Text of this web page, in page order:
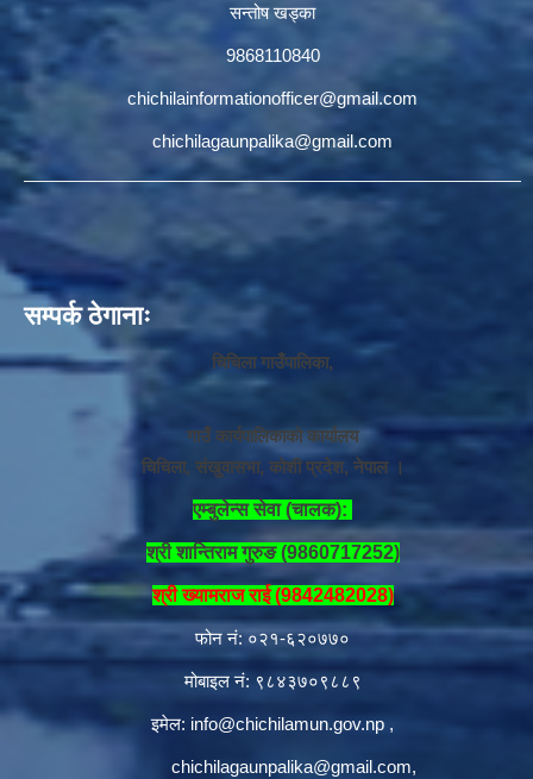
सन्तोष खड्का
9868110840
chichilainformationofficer@gmail.com
chichilagaunpalika@gmail.com
सम्पर्क ठेगानाः
चिचिला गाउँपालिका,
गाउँ कार्यपालिकाको कार्यालय
चिचिला, संखुवासभा, कोशी प्रदेश, नेपाल ।
एम्बुलेन्स सेवा (चालक):
श्री शान्तिराम गुरुङ (9860717252)
श्री ख्यामराज राई (9842482028)
फोन नं: ०२१-६२०७७०
मोबाइल नं: ९८४३७०९८८९
इमेल: info@chichilamun.gov.np ,
chichilagaunpalika@gmail.com,